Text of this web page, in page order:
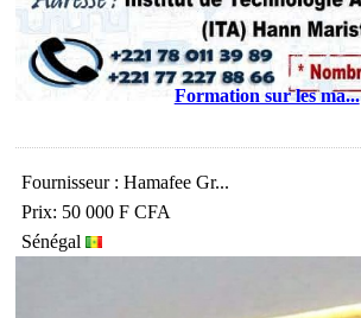
Formation sur les ma...
Fournisseur : Hamafee Gr...
Prix: 50 000 F CFA
Sénégal